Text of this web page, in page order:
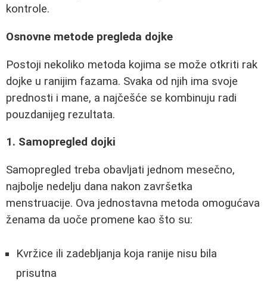
kontrole.
Osnovne metode pregleda dojke
Postoji nekoliko metoda kojima se može otkriti rak
dojke u ranijim fazama. Svaka od njih ima svoje
prednosti i mane, a najčešće se kombinuju radi
pouzdanijeg rezultata.
1. Samopregled dojki
Samopregled treba obavljati jednom mesečno,
najbolje nedelju dana nakon završetka
menstruacije. Ova jednostavna metoda omogućava
ženama da uoče promene kao što su:
Kvržice ili zadebljanja koja ranije nisu bila
prisutna